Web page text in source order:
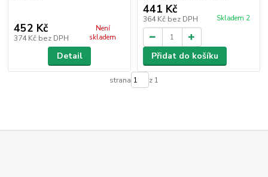
452 Kč
374 Kč bez DPH
Není
skladem
Detail
441 Kč
364 Kč bez DPH Skladem 2
Přidat do košíku
strana z 1